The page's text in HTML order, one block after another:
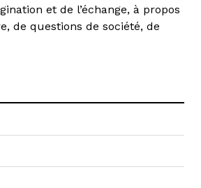
et de l’échange, à propos
de questions de société, de